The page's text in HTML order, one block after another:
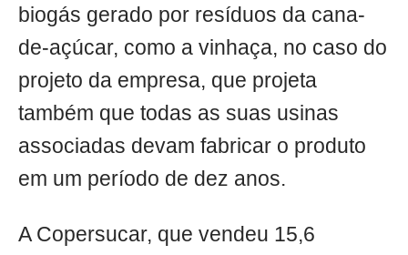
biogás gerado por resíduos da cana-
de-açúcar, como a vinhaça, no caso do
projeto da empresa, que projeta
também que todas as suas usinas
associadas devam fabricar o produto
em um período de dez anos.
A Copersucar, que vendeu 15,6